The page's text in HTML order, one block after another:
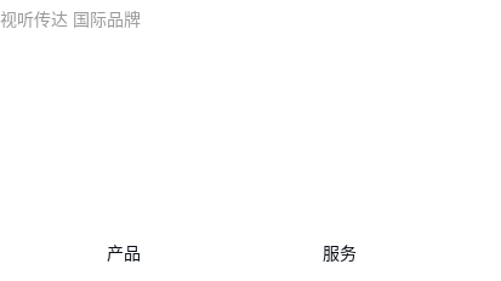
视听传达 国际品牌
产品 服务